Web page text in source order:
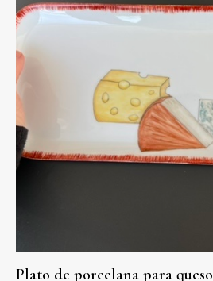
Plato de porcelana para queso